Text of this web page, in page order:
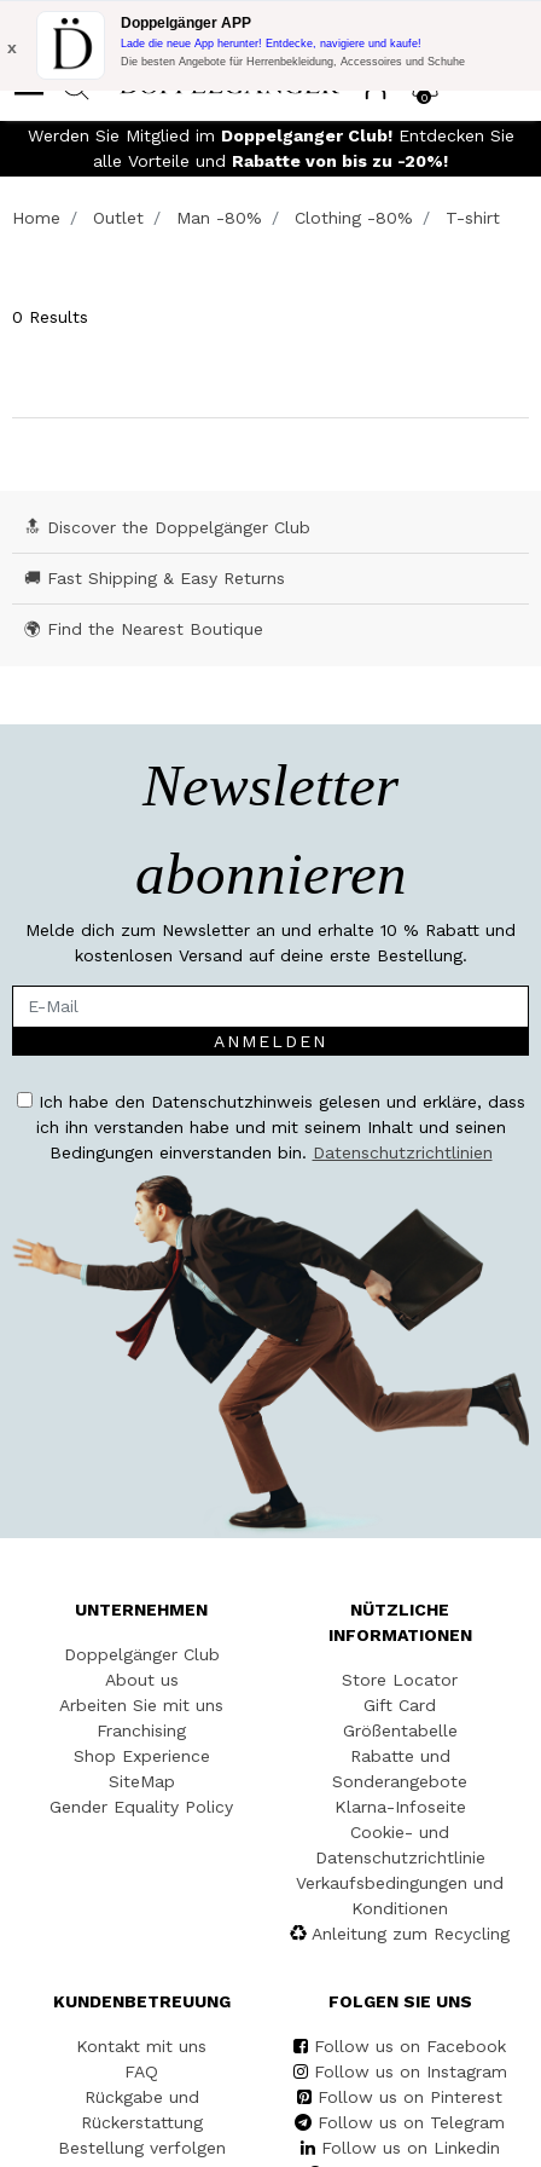
Blitzangebot:
10% Extra-Rabatt auf 300€ Einkauf mit Code:
DOPPEL300
0
x
Doppelgänger APP
Lade die neue App herunter! Entdecke, navigiere und kaufe!
Die besten Angebote für Herrenbekleidung, Accessoires und Schuhe
VERSAND- Für Bestellungen über 299,00€
und einfache Rückgabe
Werden Sie
Home Outlet Man -80% Clothing -80% T-shirt
0 Results
🔝 Discover the Doppelgänger Club
🚚 Fast Shipping & Easy Returns
🌍 Find the Nearest Boutique
Newsletter
abonnieren
Melde dich zum Newsletter an und erhalte 10 % Rabatt und
kostenlosen Versand auf deine erste Bestellung.
ANMELDEN
Ich habe den Datenschutzhinweis gelesen und erkläre, dass
ich ihn verstanden habe und mit seinem Inhalt und seinen
Bedingungen einverstanden bin. Datenschutzrichtlinien
UNTERNEHMEN
Doppelgänger Club
About us
Arbeiten Sie mit uns
Franchising
Shop Experience
SiteMap
Gender Equality Policy
NÜTZLICHE
INFORMATIONEN
Store Locator
Gift Card
Größentabelle
Rabatte und
Sonderangebote
Klarna-Infoseite
Cookie- und
Datenschutzrichtlinie
Verkaufsbedingungen und
Konditionen
Anleitung zum Recycling
KUNDENBETREUUNG
Kontakt mit uns
FAQ
Rückgabe und
Rückerstattung
Bestellung verfolgen
FOLGEN SIE UNS
Follow us on Facebook
Follow us on Instagram
Follow us on Pinterest
Follow us on Telegram
Follow us on Linkedin